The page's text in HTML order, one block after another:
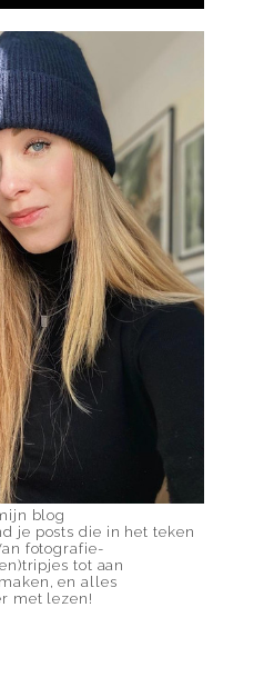
blog
je posts die in het teken
fotografie-
tot aan
en alles
met lezen!